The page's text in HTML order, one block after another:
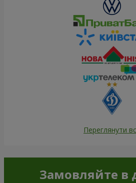
Переглянути
Замовляйте в